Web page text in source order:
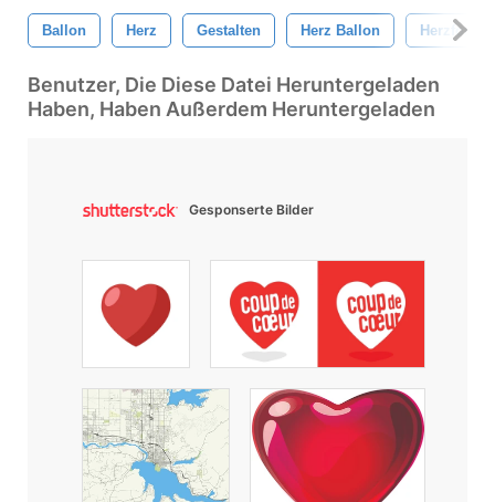
Ballon Herz Gestalten Herz Ballon Herzform
Benutzer, Die Diese Datei Heruntergeladen
Haben, Haben Außerdem Heruntergeladen
Gesponserte Bilder